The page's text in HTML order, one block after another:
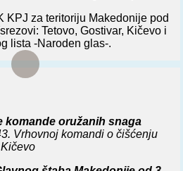
KPJ za teritoriju Makedonije pod
Tetovo, Gostivar, Kičevo i
lista -Naroden glas-.
formirana tri oblasna komiteta
Gostivar, Kičevo, Debar i rejon
Prilep, Bitolj, Kruševo, Ohrid,
Selu (kod Gostivara) formiran
, u koji je ušlo ljudstvo iz
bivšeg Kruševskog NOP
komande oružanih snaga
Vrhovnoj komandi o čišćenju